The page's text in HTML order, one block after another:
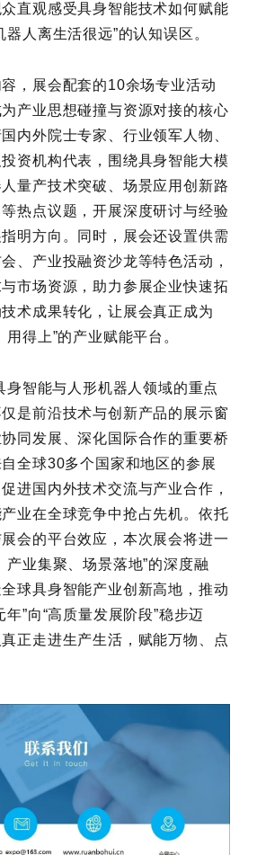
直观感受具身智能技术如何赋能
人离生活很远”的认知误区。
，展会配套的10余场专业活动
产业思想碰撞与资源对接的核心
内外院士专家、行业领军人物、
资机构代表，围绕具身智能大模
量产技术突破、场景应用创新路
热点议题，开展深度研讨与经验
明方向。同时，展会还设置供需
、产业投融资沙龙等特色活动，
市场资源，助力参展企业快速拓
术成果转化，让展会真正成为
得上”的产业赋能平台。
身智能与人形机器人领域的重点
是前沿技术与创新产品的展示窗
同发展、深化国际合作的重要桥
全球30多个国家和地区的参展
进国内外技术交流与产业合作，
业在全球竞争中抢占先机。依托
会的平台效应，本次展会将进一
产业集聚、场景落地”的深度融
球具身智能产业创新高地，推动
”向“高质量发展阶段”稳步迈
正走进生产生活，赋能万物、点